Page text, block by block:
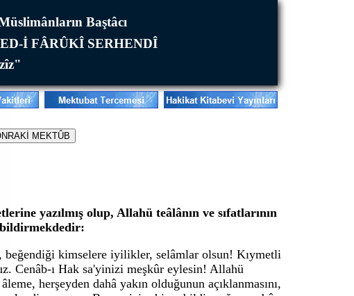
Baştâcı
İ FÂRÛKÎ SERHENDÎ